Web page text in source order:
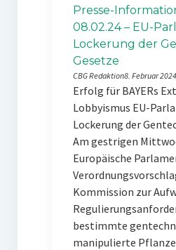
Presse-
08.02.24 – EU-
Lockerung der
Gesetze
CBG Redaktion8. Februar 2024
Erfolg für BAYERs
Lobbyismus EU-
Lockerung der
Am gestrigen
Europäische
Kommission zur
bestimmte
manipulierte